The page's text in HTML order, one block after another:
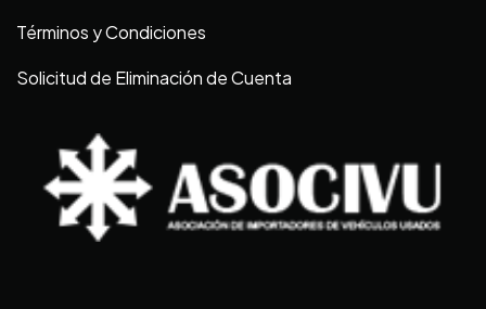
Términos y Condiciones
Solicitud de Eliminación de Cuenta